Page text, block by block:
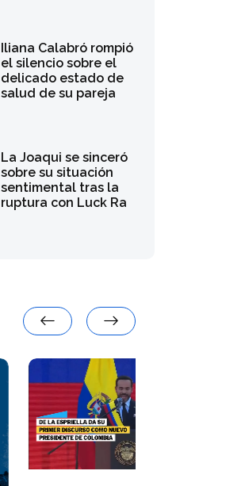
Iliana Calabró rompió
el silencio sobre el
delicado estado de
salud de su pareja
La Joaqui se sinceró
sobre su situación
sentimental tras la
ruptura con Luck Ra